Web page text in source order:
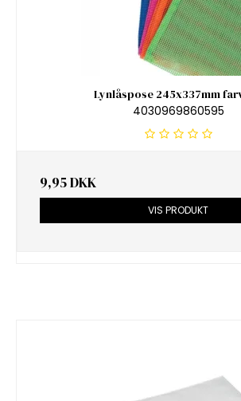
Lynlåspose 245x337mm
4030969860595
9,95 DKK
VIS PRODUKT